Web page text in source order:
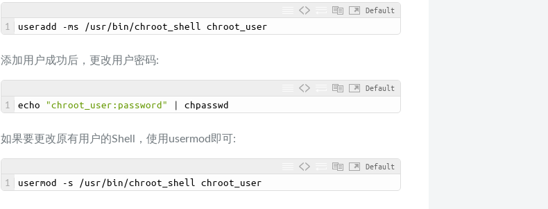
Default
1 useradd -ms /usr /bin /chroot_shell chroot_user
添加用户成功后，更改用户密码:
Default
1 echo "chroot_user:password" | chpasswd
如果要更改原有用户的Shell，使用usermod即可:
Default
1 usermod - s /usr /bin /chroot_shell chroot_user